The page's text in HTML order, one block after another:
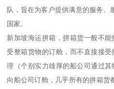
队，旨在为客户提供满意的服务。
国家。
新加坡海运拼箱，拼箱货一般不
受整箱货物的订舱，而不直接接
理（个别实力雄厚的船公司通过
向船公司订舱，几乎所有的拼箱